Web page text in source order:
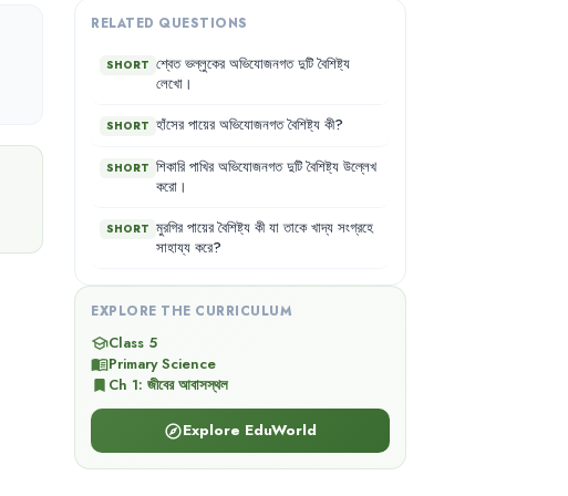
RELATED QUESTIONS
SHORT শ্বেত ভল্লুকের অভিযোজনগত দুটি বৈশিষ্ট্য
লেখো ।
SHORT হাঁসের পায়ের অভিযোজনগত বৈশিষ্ট্য কী?
SHORT শিকারি পাখির অভিযোজনগত দুটি বৈশিষ্ট্য উল্লেখ
করো ।
SHORT মুরগির পায়ের বৈশিষ্ট্য কী যা তাকে খাদ্য সংগ্রহে
সাহায্য করে?
EXPLORE THE CURRICULUM
schoolClass 5
menu_bookPrimary Science
bookmark Ch 1: জীবের আবাসস্থল
exploreExplore EduWorld